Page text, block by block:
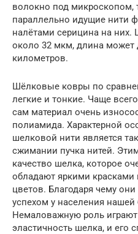
волокно под микроскопом,
параллельно идущие нити
налётами серицина на
около 32 мкм, длина может
километров.
Шёлковые ковры по
легкие и тонкие. Чаще
сам материал очень
полиамида. Характерной
шелковой нити является
сжимании пучка нитей.
качество шелка, которое
обладают яркими
цветов. Благодаря чему
успехом у населения
Немаловажную роль играют
эластичность шелка, и его